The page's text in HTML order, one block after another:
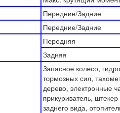
Передние/Задние
Передние/Задние
Передняя
Задняя
Запасное колесо,
тормозных сил,
дерево, электронные
прикуриватель,
заднего вида,